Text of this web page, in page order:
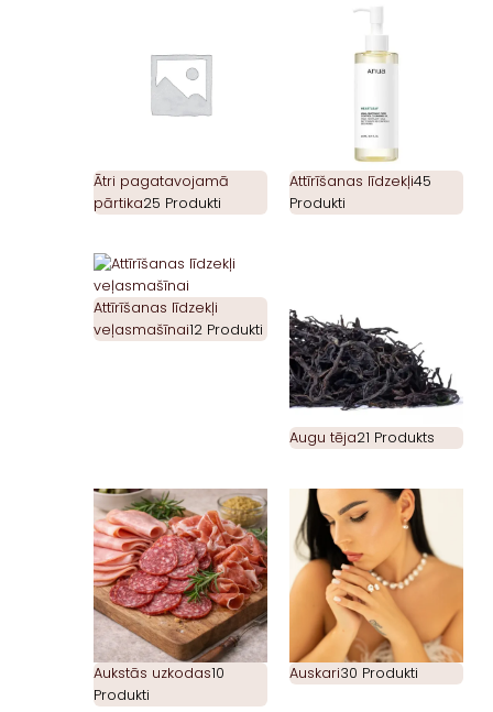
Ātri pagatavojamā
pārtika25 Produkti
Attīrīšanas līdzekļi45
Produkti
Attīrīšanas līdzekļi
veļasmašīnai12 Produkti
Augu tēja21 Produkts
Aukstās uzkodas10
Produkti
Auskari30 Produkti